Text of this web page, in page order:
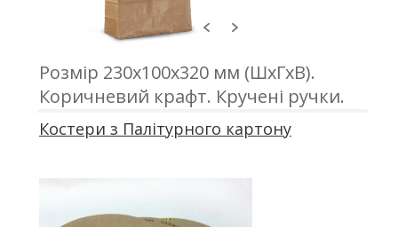
Розмір 230х100х320 мм (ШхГхВ).
Коричневий крафт. Кручені ручки.
Друк з одного або двох сторін
Костери з Палітурного картону